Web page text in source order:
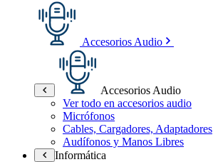
Accesorios Audio
Accesorios Audio
Ver todo en accesorios audio
Micrófonos
Cables, Cargadores, Adaptadores
Audífonos y Manos Libres
Informática